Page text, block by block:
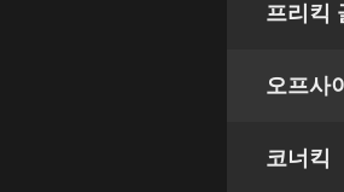
프리킥
오프사
코너킥